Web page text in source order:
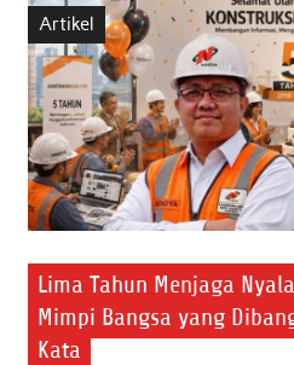
Artikel
Lima Tahun Menjaga
Mimpi Bangsa yang
Kata